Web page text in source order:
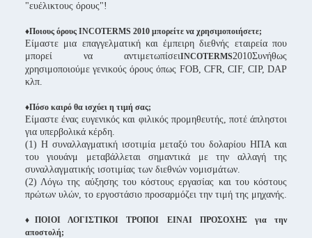
"ευέλικτους όρους"!
♦Ποιους όρους INCOTERMS 2010 μπορείτε να χρησιμοποιήσετε;
Είμαστε μια επαγγελματική και έμπειρη διεθνής εταιρεία που
μπορεί να αντιμετωπίσειINCOTERMS2010Συνήθως
χρησιμοποιούμε γενικούς όρους όπως FOB, CFR, CIF, CIP, DAP
κλπ.
♦Πόσο καιρό θα ισχύει η τιμή σας;
Είμαστε ένας ευγενικός και φιλικός προμηθευτής, ποτέ άπληστοι
για υπερβολικά κέρδη.
(1) Η συναλλαγματική ισοτιμία μεταξύ του δολαρίου ΗΠΑ και
του γιουάνμ μεταβάλλεται σημαντικά με την αλλαγή της
συναλλαγματικής ισοτιμίας των διεθνών νομισμάτων.
(2) Λόγω της αύξησης του κόστους εργασίας και του κόστους
πρώτων υλών, το εργοστάσιο προσαρμόζει την τιμή της μηχανής.
♦ΠΟΙΟΙ ΛΟΓΙΣΤΙΚΟΙ ΤΡΟΠΟΙ ΕΙΝΑΙ ΠΡΟΣΟΧΗΣ για την
αποστολή;